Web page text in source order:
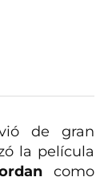
de gran
la película
como